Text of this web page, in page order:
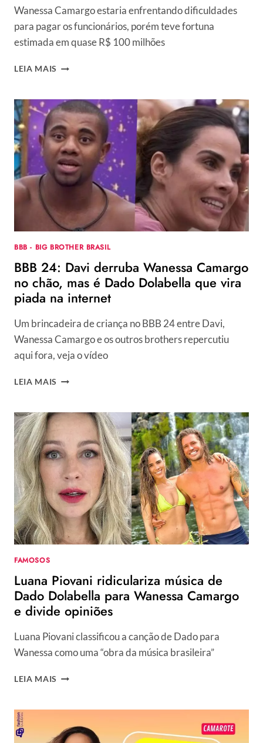
Wanessa Camargo estaria enfrentando dificuldades
para pagar os funcionários, porém teve fortuna
estimada em quase R$ 100 milhões
LEIA MAIS WANESSA
TUDO?
DADO
DOLABELLA
REVELA
QUE
ELA
PEGOU
EMPRÉSTIMO
DO
BBB
BBB - BIG BROTHER BRASIL
BBB 24: Davi derruba Wanessa Camargo
no chão, mas é Dado Dolabella que vira
piada na internet
Um brincadeira de criança no BBB 24 entre Davi,
Wanessa Camargo e os outros brothers repercutiu
aqui fora, veja o vídeo
LEIA MAIS BBB
DERRUBA
WANESSA
CAMARGO
NO
CHÃO,
MAS
É
DADO
DOLABELLA
QUE
VIRA
INTERNET
FAMOSOS
Luana Piovani ridiculariza música de
Dado Dolabella para Wanessa Camargo
e divide opiniões
Luana Piovani classificou a canção de Dado para
Wanessa como uma “obra da música brasileira”
LEIA MAIS LUANA
MÚSICA
DADO